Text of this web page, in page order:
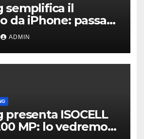
semplifica il
da iPhone: passa
e c’è l’assistenza
ADMIN
presenta ISOCELL
MP: lo vedremo